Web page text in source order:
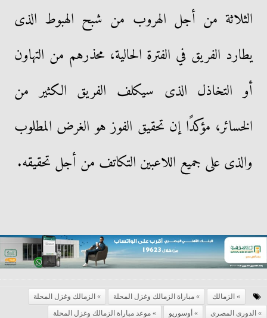
الثلاثة من أجل الهروب من شبح الهبوط الذى
يطارد الفريق في الفترة الحالية، محذرهم من التهاون
أو التخاذل الذى سيكلف الفريق الكثير من
الخسائر، مؤكدًا إن تحقيق الفوز هو الغرض المطلوب
والذى على جميع اللاعبين التكاتف من أجل تحقيقه.
الزمالك مباراة الزمالك وغزل المحلة
الزمالك وغزل المحلة
الدورى المصرى
أوسوريو
موعد مباراة الزمالك وغزل المحلة